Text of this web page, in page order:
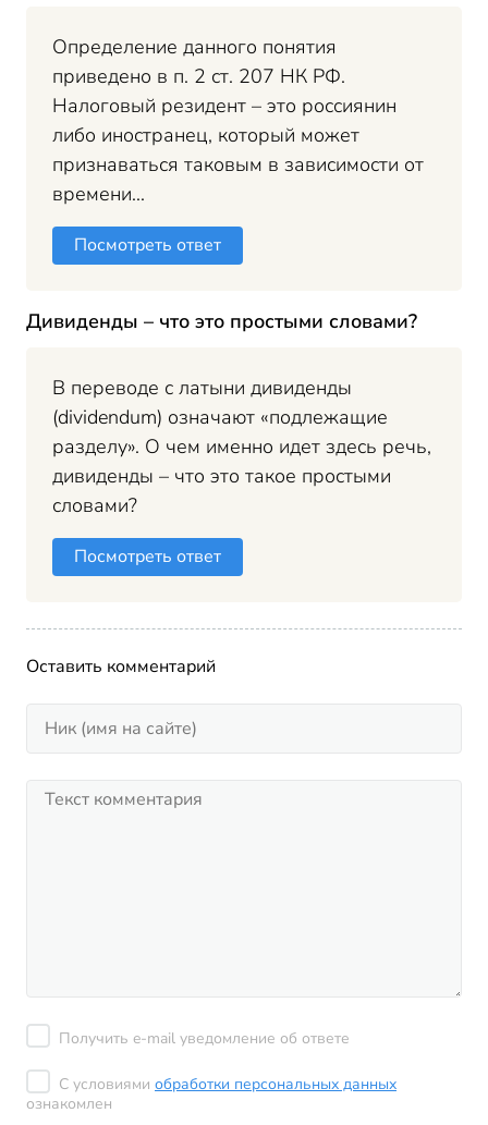
Определение данного понятия
приведено в п. 2 ст. 207 НК РФ.
Налоговый резидент – это россиянин
либо иностранец, который может
признаваться таковым в зависимости от
времени...
Посмотреть ответ
Дивиденды – что это простыми словами?
В переводе с латыни дивиденды
(dividendum) означают «подлежащие
разделу». О чем именно идет здесь речь,
дивиденды – что это такое простыми
словами?
Посмотреть ответ
Оставить комментарий
Получить e-mail уведомление об ответе
С условиями обработки персональных данных
ознакомлен